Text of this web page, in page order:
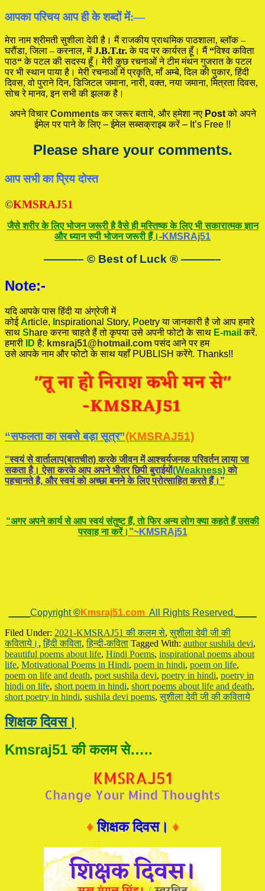
आपका परिचय आप ही के शब्दों में:—
मेरा नाम श्रीमती सुशीला देवी है। मैं राजकीय प्राथमिक पाठशाला, ब्लॉक –
घरौंडा, जिला – करनाल, मेंJ.B.T.tr.के पद पर कार्यरत हूँ। मैं“विश्व कविता
पाठ“के पटल की सदस्य हूँ। मेरी कुछ रचनाओं ने टीम मंथन गुजरात के पटल
पर भी स्थान पाया है। मेरी रचनाओं में प्रकृति, माँ अम्बे, दिल की पुकार, हिंदी
दिवस, वो पुराने दिन, डिजिटल जमाना, नारी, वक्त, नया जमाना, मित्रता दिवस,
सोच रे मानव, इन सभी की झलक है।
अपने विचारCommentsकर जरूर बताये, और हमेशा नए Postको अपने
ईमेल पर पाने के लिए – ईमेल सब्सक्राइब करें – It’s Free !!
Please share your comments.
आप सभी का प्रिय दोस्त
©KMSRAJ51
जैसे शरीर के लिए भोजन जरूरी है वैसे ही मस्तिष्क के लिए भी सकारात्मक ज्ञान
और ध्यान रुपी भोजन जरूरी हैं।-KMSRAj51
———– © Best of Luck ® ———–
Note:-
यदि आपके पास हिंदी या अंग्रेजी में
कोईArticle, nspirational Story, Poetryया जानकारी है जो आप हमारे
साथ Share करना चाहते हैं तो कृपया उसे अपनी फोटो के साथ E-mail करें.
हमारी
ID है: kmsraj51@hotmail.com पसंद आने पर हम
उसे आपके नाम और फोटो के साथ यहाँ PUBLISH करेंगे. Thanks!!
“सफलता का सबसे बड़ा सूत्र”(KMSRAJ51)
“स्वयं से वार्तालाप(बातचीत) करके जीवन में आश्चर्यजनक परिवर्तन लाया जा
सकता है। ऐसा करके आप अपने भीतर छिपी बुराईयाें(Weakness)काे
पहचानते है, और स्वयं काे अच्छा बनने के लिए प्रोत्साहित करते हैं।”
“अगर अपने कार्य से आप स्वयं संतुष्ट हैं, ताे फिर अन्य लोग क्या कहते हैं उसकी
परवाह ना करें।”~KMSRAj51
____Copyright©Kmsraj51.com All Rights Reserved.____
Filed Under: 2021-KMSRAJ51 की कलम से,सुशीला देवी जी की
कविताये। ,हिंदी कविता,हिन्दी-कविता Tagged With: author sushila devi,
beautiful poems about life, Hindi Poems, inspirational poems about
life, Motivational Poems in Hindi, poem in hindi, poem on life,
poem on life and death, poet sushila devi, poetry in hindi, poetry in
hindi on life, short poem in hindi, short poems about life and death,
short poetry in hindi, sushila devi poems,सुशीला देवी जी की कविताये
शिक्षक दिवस।
Kmsraj51 की कलम से…..
♦ शिक्षक दिवस। ♦